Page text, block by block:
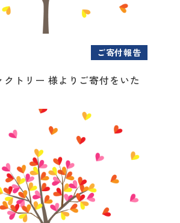
ご寄付報告
クトリー 様よりご寄付をいた